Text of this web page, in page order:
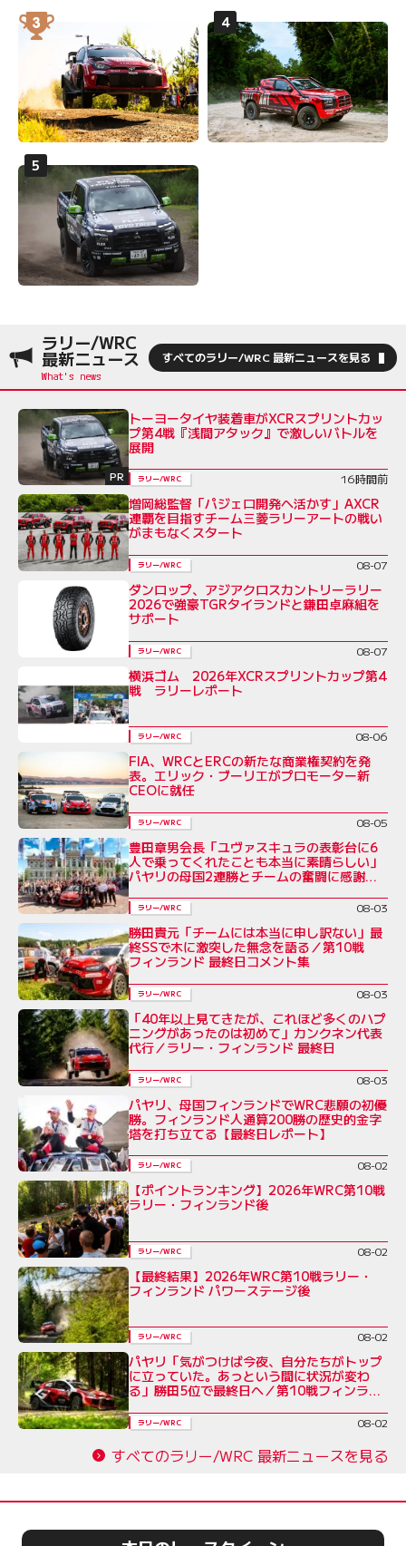
ラリー/WRC
最新ニュース すべてのラリー/WRC 最新ニュースを見る
PR
トーヨータイヤ装着車がXCRスプリントカッ
プ第4戦『浅間アタック』で激しいバトルを
展開
ラリー/WRC 16時間前
増岡総監督「パジェロ開発へ活かす」AXCR
連覇を目指すチーム三菱ラリーアートの戦い
がまもなくスタート
ラリー/WRC 08-07
ダンロップ、アジアクロスカントリーラリー
2026で強豪TGRタイランドと鎌田卓麻組を
サポート
ラリー/WRC 08-07
横浜ゴム 2026年XCRスプリントカップ第4
戦 ラリーレポート
ラリー/WRC 08-06
FIA、WRCとERCの新たな商業権契約を発
表。エリック・ブーリエがプロモーター新
CEOに就任
ラリー/WRC 08-05
豊田章男会長「ユヴァスキュラの表彰台に6
人で乗ってくれたことも本当に素晴らしい」
パヤリの母国2連勝とチームの奮闘に感謝を
ラリー/WRC 08-03
勝田貴元「チームには本当に申し訳ない」最
終SSで木に激突した無念を語る／第10戦
フィンランド 最終日コメント集
ラリー/WRC 08-03
「40年以上見てきたが、これほど多くのハプ
ニングがあったのは初めて」カンクネン代表
代行／ラリー・フィンランド 最終日
ラリー/WRC 08-03
パヤリ、母国フィンランドでWRC悲願の初優
勝。フィンランド人通算200勝の歴史的金字
塔を打ち立てる【最終日レポート】
ラリー/WRC 08-02
【ポイントランキング】2026年WRC第10戦
ラリー・フィンランド後
ラリー/WRC 08-02
【最終結果】2026年WRC第10戦ラリー・
フィンランド パワーステージ後
ラリー/WRC 08-02
パヤリ「気がつけば今夜、自分たちがトップ
に立っていた。あっという間に状況が変わ
る」勝田5位で最終日へ／第10戦フィンラン
ラリー/WRC 08-02
すべてのラリー/WRC 最新ニュースを見る